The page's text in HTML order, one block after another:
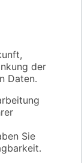
der
Daten.
Sie